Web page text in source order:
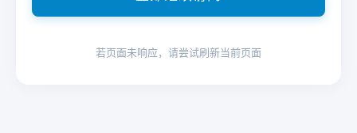
若页面未响应，请尝试刷新当前页面